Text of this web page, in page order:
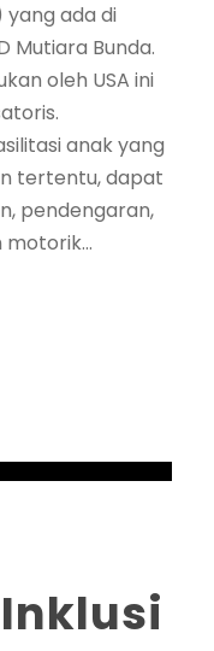
yang ada di
Mutiara Bunda.
oleh USA ini
anak yang
tertentu, dapat
pendengaran,